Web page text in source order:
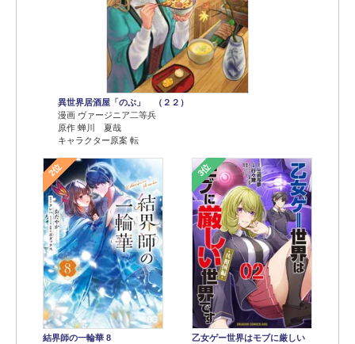
異世界居酒屋「のぶ」 （２２）
漫画 ヴァージニア二等兵
原作 蝉川 夏哉
キャラクター原案 転
2位
結界師の一輪華 8
3位
乙女ゲー世界はモブに厳しい